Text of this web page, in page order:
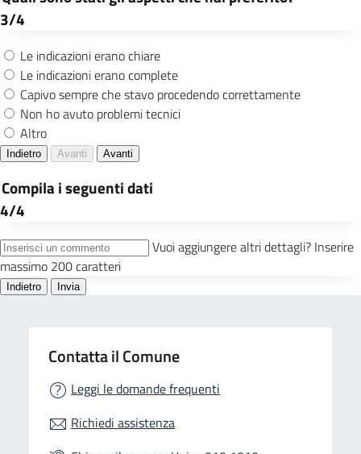
Contatta il Comune
Leggi le domande frequenti
Richiedi assistenza